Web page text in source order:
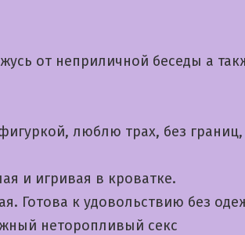
от неприличной беседы а
люблю трах, без
и игривая в кроватке.
Готова к удовольствию без
неторопливый секс